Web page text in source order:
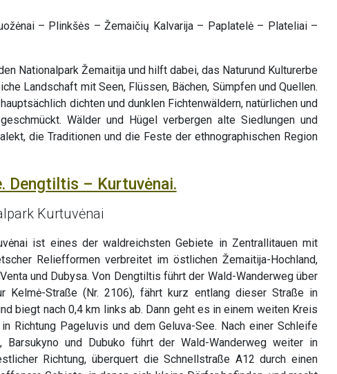
– Plinkšės – Žemaičių Kalvarija – Paplatelė – Plateliai –
Nationalpark Žemaitija und hilft dabei, das Naturund Kulturerbe
Landschaft mit Seen, Flüssen, Bächen, Sümpfen und Quellen.
dichten und dunklen Fichtenwäldern, natürlichen und
Wälder und Hügel verbergen alte Siedlungen und
die Traditionen und die Feste der ethnographischen Region
Dengtiltis – Kurtuvėnai.
Kurtuvėnai
ist eines der waldreichsten Gebiete in Zentrallitauen mit
Reliefformen verbreitet im östlichen Žemaitija-Hochland,
und Dubysa. Von Dengtiltis führt der Wald-Wanderweg über
Kelmė-Straße (Nr. 2106), fährt kurz entlang dieser Straße in
biegt nach 0,4 km links ab. Dann geht es in einem weiten Kreis
Richtung Pageluvis und dem Geluva-See. Nach einer Schleife
Barsukyno und Dubuko führt der Wald-Wanderweg weiter in
Richtung, überquert die Schnellstraße A12 durch einen